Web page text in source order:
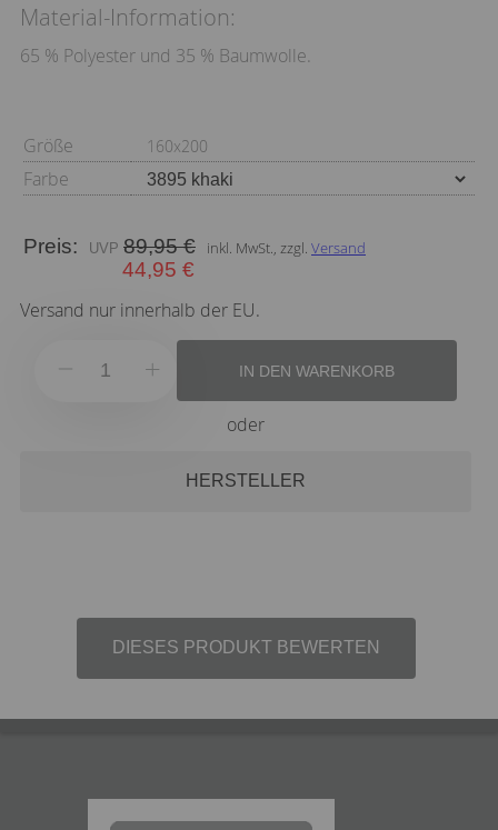
Material-Information:
65 % Polyester und 35 % Baumwolle.
Größe 160x200
Farbe
Preis:
89,95 €
44,95 €
inkl. MwSt., zzgl. Versand
Versand nur innerhalb der EU.
IN DEN WARENKORB
oder
HERSTELLER
DIESES PRODUKT BEWERTEN